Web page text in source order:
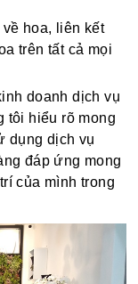
hoa, liên kết
trên tất cả mọi
doanh dịch vụ
tôi hiểu rõ mong
dụng dịch vụ
đáp ứng mong
của mình trong